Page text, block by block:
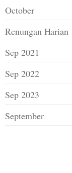
October
Renungan Harian
Sep 2021
Sep 2022
Sep 2023
September